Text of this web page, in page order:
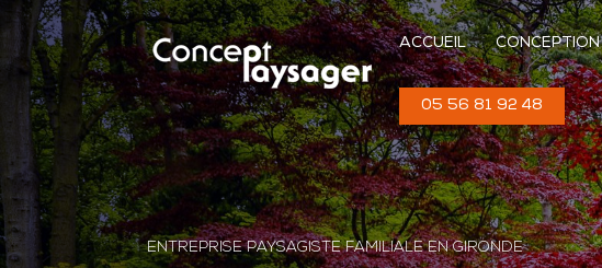
ACCUEIL CONCEPTION
05 56 81 92 48
ENTREPRISE PAYSAGISTE FAMILIALE EN GIRONDE